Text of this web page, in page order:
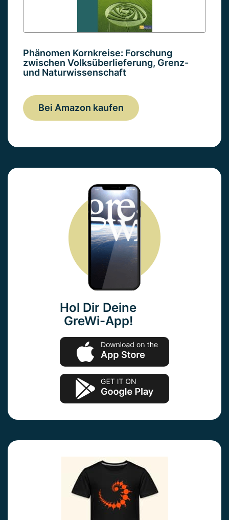
Phänomen Kornkreise: Forschung
zwischen Volksüberlieferung, Grenz-
und Naturwissenschaft
Bei Amazon kaufen
Hol Dir Deine
GreWi-App!